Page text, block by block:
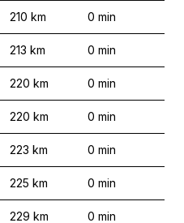
210 km 0 min
213 km 0 min
220 km 0 min
220 km 0 min
223 km 0 min
225 km 0 min
229 km 0 min